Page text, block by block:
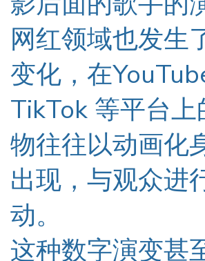
网红领域也发生
变化，在
TikTok 等平台上
物往往以动画化
出现 ，与观众进
动。
这种数字演变甚